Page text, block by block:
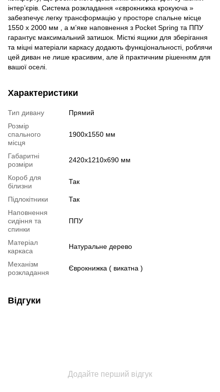
інтерʼєрів. Система розкладання «єврокнижка крокуюча »
забезпечує легку трансформацію у просторе спальне місце
1550 х 2000 мм , а мʼяке наповнення з Pocket Spring та ППУ
гарантує максимальний затишок. Місткі ящики для зберігання
та міцні матеріали каркасу додають функціональності, роблячи
цей диван не лише красивим, але й практичним рішенням для
вашої оселі.
Характеристики
Тип дивану
Прямий
Розмір
спального
місця
1900х1550 мм
Габаритні
розміри
2420х1210х690 мм
Короб для
білизни
Так
Підлокітники
Так
Наповнення
сидіння та
спинки
ППУ
Матеріал
каркаса
Натуральне дерево
Механізм
розкладання
Єврокнижка ( викатна )
Відгуки
Додайте перший відгук